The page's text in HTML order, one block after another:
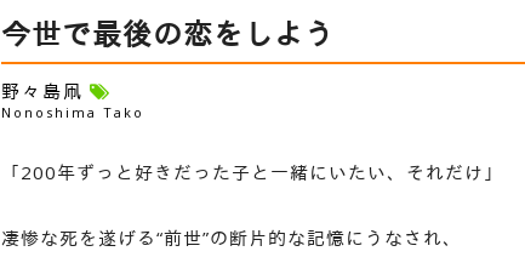
今世で最後の恋をしよう
野々島凧
Nonoshima Tako
「200年ずっと好きだった子と一緒にいたい、それだけ」
凄惨な死を遂げる“前世”の断片的な記憶にうなされ、